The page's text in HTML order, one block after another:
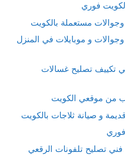
فوري
مستعملة بالكويت
و موبايلات في المنزل
تكييف تصليح غسالات
من موقعي الكويت
و صيانة ثلاجات بالكويت
فوري
تصليح تلفونات الرقعي